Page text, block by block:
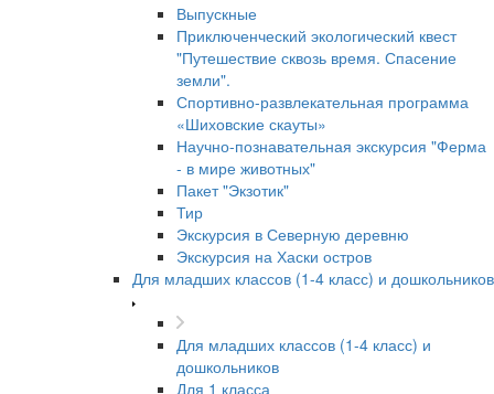
Выпускные
Приключенческий экологический квест
"Путешествие сквозь время. Спасение
земли".
Спортивно-развлекательная программа
«Шиховские скауты»
Научно-познавательная экскурсия "Ферма
- в мире животных"
Пакет "Экзотик"
Тир
Экскурсия в Северную деревню
Экскурсия на Хаски остров
Для младших классов (1-4 класс) и дошкольников
Для младших классов (1-4 класс) и
дошкольников
Для 1 класса